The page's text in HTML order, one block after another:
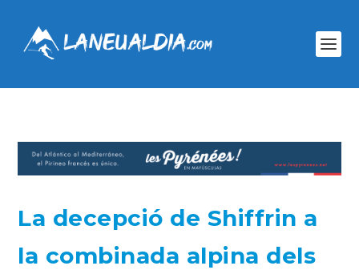
La decepció de Shiffrin a
la combinada alpina dels